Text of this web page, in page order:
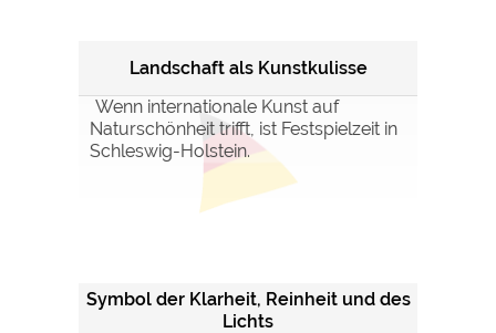
Landschaft als Kunstkulisse
Wenn internationale Kunst auf
Naturschönheit trifft, ist Festspielzeit in
Schleswig-Holstein.
Symbol der Klarheit, Reinheit und des
Lichts